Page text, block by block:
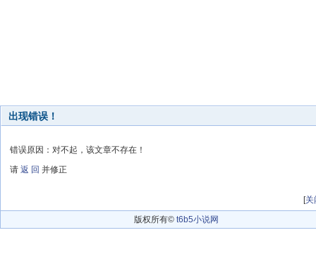
出现错误！
错误原因：对不起，该文章不存在！
请 返 回 并修正
[关
版权所有© t6b5小说网